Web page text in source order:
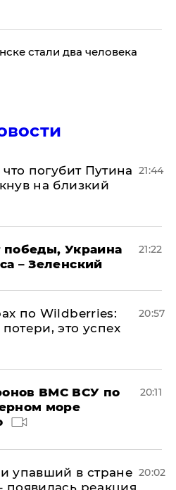
стали два человека
погубит Путина
на близкий
21:44
победы, Украина
– Зеленский
21:22
по Wildberries:
это успех
20:57
ВМС ВСУ по
море
20:11
упавший в стране
появилась реакция
20:02